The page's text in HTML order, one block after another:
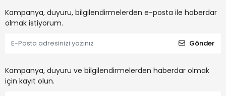
Kampanya, duyuru, bilgilendirmelerden e-posta ile haberdar
olmak istiyorum.
Gönder
Kampanya, duyuru ve bilgilendirmelerden haberdar olmak
için kayıt olun.